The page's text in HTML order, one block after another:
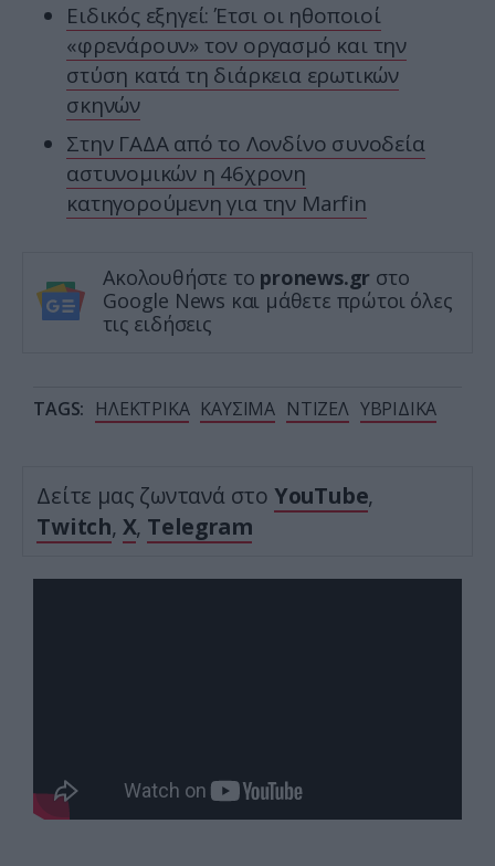
Ειδικός εξηγεί: Έτσι οι ηθοποιοί
«φρενάρουν» τον οργασμό και την
στύση κατά τη διάρκεια ερωτικών
σκηνών
Στην ΓΑΔΑ από το Λονδίνο συνοδεία
αστυνομικών η 46χρονη
κατηγορούμενη για την Marfin
Ακολουθήστε το pronews.gr στο
Google News και μάθετε πρώτοι όλες
τις ειδήσεις
TAGS: ΗΛΕΚΤΡΙΚΑ ΚΑΥΣΙΜΑ ΝΤΙΖΕΛ ΥΒΡΙΔΙΚΑ
Δείτε μας ζωντανά στο YouTube,
Twitch, X, Telegram